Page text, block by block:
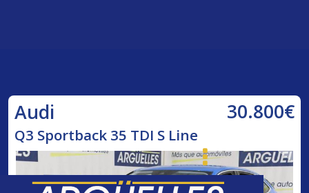
Audi 30.800€
Q3 Sportback 35 TDI S Line